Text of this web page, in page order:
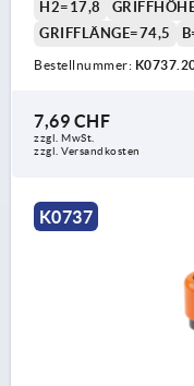
H2=17,8
GRIFFLÄNGE=74,5
Bestellnummer:
7,69 CHF
zzgl. MwSt.
zzgl. Versandkosten
K0737